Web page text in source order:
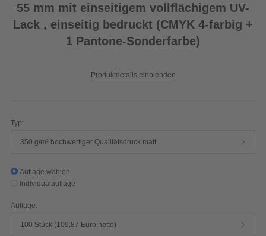
55 mm mit einseitigem vollflächigem UV-
Lack , einseitig bedruckt (CMYK 4-farbig +
1 Pantone-Sonderfarbe)
Produktdetails einblenden
Typ:
350 g/m² hochwertiger Qualitätsdruck matt
Auflage wählen
Individualauflage
Auflage:
100 Stück (109,87 Euro netto)